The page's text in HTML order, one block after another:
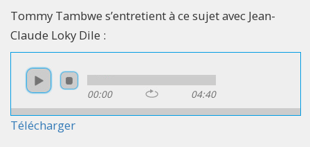
Tommy Tambwe s’entretient à ce sujet avec Jean-
Claude Loky Dile :
00:00 04:40
Télécharger